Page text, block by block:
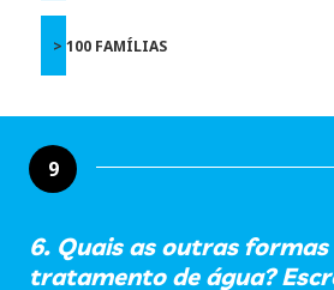
> 100 FAMÍLIAS
9
6. Quais as outras
tratamento de água?